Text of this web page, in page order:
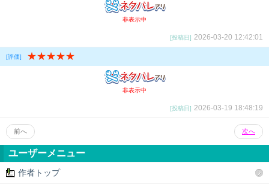
非表示中
[投稿日] 2026-03-20 12:42:01
[評価] ★★★★★
非表示中
[投稿日] 2026-03-19 18:48:19
前へ 次へ
ユーザーメニュー
作者トップ